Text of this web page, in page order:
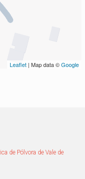
Leaflet | Map data ©Google
de Pólvora de Vale de